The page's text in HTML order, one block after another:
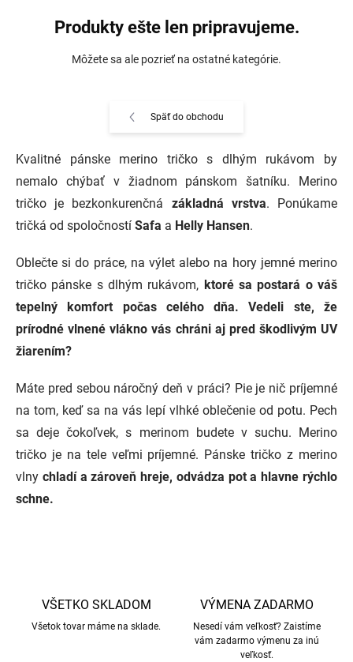
Produkty ešte len pripravujeme.
Môžete sa ale pozrieť na ostatné kategórie.
Späť do obchodu
Kvalitné pánske merino tričko s dlhým rukávom by
nemalo chýbať v žiadnom pánskom šatníku.
Merino
tričko je bezkonkurenčná
základná vrstva. Ponúkame
tričká od spoločností Safa a Helly Hansen.
Oblečte si do práce, na výlet alebo na hory jemné merino
tričko pánske s dlhým rukávom, ktoré sa postará o váš
tepelný komfort počas celého dňa.
Vedeli ste, že
prírodné vlnené vlákno vás chráni aj pred škodlivým UV
žiarením?
Máte pred sebou náročný deň v práci? Pie je nič príjemné
na tom, keď sa na vás lepí vlhké oblečenie od potu. Pech
sa deje čokoľvek, s merinom budete v suchu. Merino
tričko je na tele veľmi príjemné. Pánske tričko z merino
vlny chladí a zároveň hreje, odvádza pot a hlavne rýchlo
schne.
VŠETKO SKLADOM
Všetok tovar máme na sklade.
VÝMENA ZADARMO
Nesedí vám veľkosť? Zaistíme
vám zadarmo výmenu za inú
veľkosť.